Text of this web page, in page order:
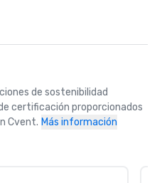
de sostenibilidad
certificación proporcionados
Cvent. Más información